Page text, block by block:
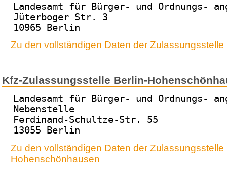
Landesamt für Bürger- und Ordnungs-
Jüterboger Str. 3
10965 Berlin
Zu den vollständigen Daten der Zulassungsstelle
Kfz-Zulassungsstelle Berlin-
Landesamt für Bürger- und Ordnungs-
Nebenstelle
Ferdinand-Schultze-Str. 55
13055 Berlin
Zu den vollständigen Daten der Zulassungsstelle
Hohenschönhausen